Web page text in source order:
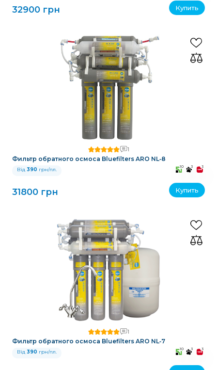
32900 грн Купить
1
Фильтр обратного осмоса Bluefilters ARO NL‑8
Від 390 грн/пл. 10 3 3
31800 грн Купить
1
Фильтр обратного осмоса Bluefilters ARO NL‑7
Від 390 грн/пл. 10 3 3